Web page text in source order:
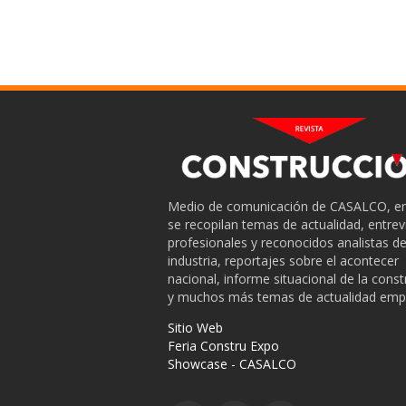
Medio de comunicación de CASALCO,
se recopilan temas de actualidad,
profesionales y reconocidos analistas
industria, reportajes sobre el acontecer
nacional, informe situacional de la
y muchos más temas de actualidad
Sitio Web
Feria Constru Expo
Showcase - CASALCO